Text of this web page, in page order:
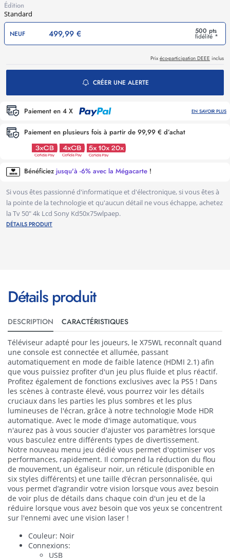
Édition
Standard
NEUF 499,99 € 500 pts
fidélité *
Prix éco-participation DEEE inclus
CRÉER UNE ALERTE
Paiement en 4 X EN SAVOIR PLUS
Paiement en plusieurs fois à partir de 99,99 € d’achat
Bénéficiez jusqu'à -6% avec la Mégacarte !
Si vous êtes passionné d'informatique et d'électronique, si vous êtes à
la pointe de la technologie et qu'aucun détail ne vous échappe, achetez
la Tv 50" 4k Lcd Sony Kd50x75wlpaep.
DÉTAILS PRODUIT
Détails produit
DESCRIPTION CARACTÉRISTIQUES
Téléviseur adapté pour les joueurs, le X75WL reconnaît quand
une console est connectée et allumée, passant
automatiquement en mode de faible latence (HDMI 2.1) afin
que vous puissiez profiter d'un jeu plus fluide et plus réactif.
Profitez également de fonctions exclusives avec la PS5 ! Dans
les scènes à contraste élevé, vous pourrez voir les détails
cruciaux dans les parties les plus sombres et les plus
lumineuses de l'écran, grâce à notre technologie Mode HDR
automatique. Avec le mode d'image automatique, vous
n'aurez pas à vous soucier d'ajuster vos paramètres lorsque
vous basculez entre différents types de divertissement.
Notre nouveau menu jeu dédié vous permet d'optimiser vos
performances, rapidement. Il comprend la réduction du flou
de mouvement, un égaliseur noir, un réticule (disponible en
six styles différents) et une taille d’écran personnalisée, qui
vous permet d’agrandir votre vision lorsque vous avez besoin
de voir plus de détails dans chaque coin d'un jeu et de la
réduire lorsque vous avez besoin que vos yeux se concentrent
sur l'ennemi avec une vision laser !
Couleur: Noir
Connexions:
USB